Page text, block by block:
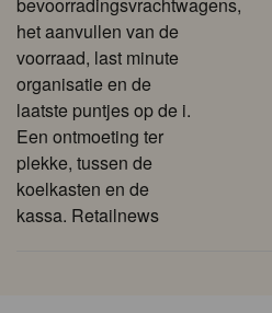
het aanvullen van de
voorraad, last minute
organisatie en de
laatste puntjes op de i.
Een ontmoeting ter
plekke, tussen de
koelkasten en de
kassa. Retailnews